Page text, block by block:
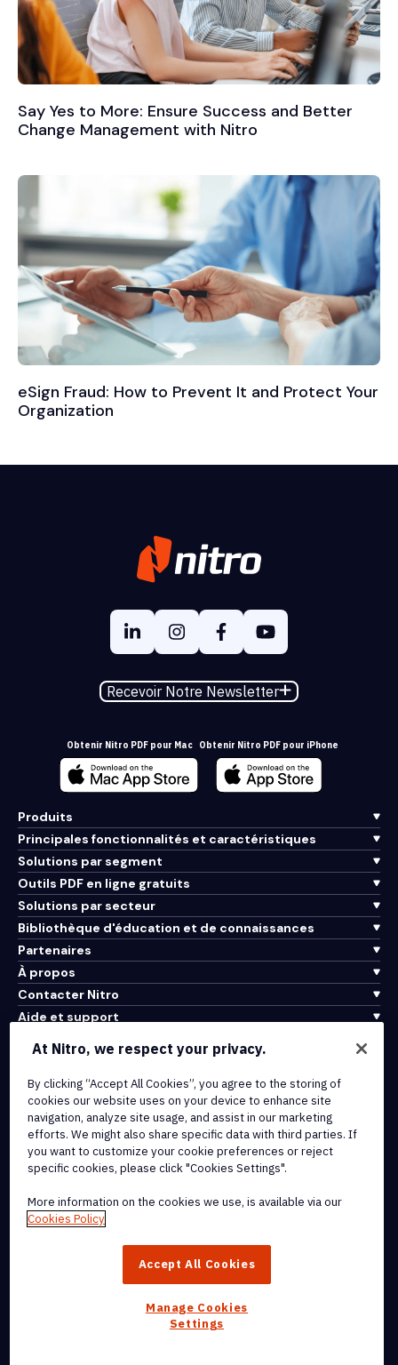
Say Yes to More: Ensure Success and Better
Change Management with Nitro
eSign Fraud: How to Prevent It and Protect Your
Organization
Recevoir Notre Newsletter
Obtenir Nitro PDF pour Mac Obtenir Nitro PDF pour iPhone
Produits
Principales fonctionnalités et caractéristiques
Solutions par segment
Outils PDF en ligne gratuits
Solutions par secteur
Bibliothèque d'éducation et de connaissances
Partenaires
À propos
Contacter Nitro
Aide et support
Conditions d'utilisation
Politique de cookies
Politique de copyright
Toutes les conditions et politiques
marques commerciales de Nitro Software, Inc. ou de ses affiliés
At Nitro, we respect your privacy.
By clicking “Accept All Cookies”, you agree to the storing of
cookies our website uses on your device to enhance site
navigation, analyze site usage, and assist in our marketing
efforts. We might also share specific data with third parties. If
you want to customize your cookie preferences or reject
specific cookies, please click "Cookies Settings".
More information on the cookies we use, is available via our
Cookies Policy
Accept All Cookies
Manage Cookies
Settings